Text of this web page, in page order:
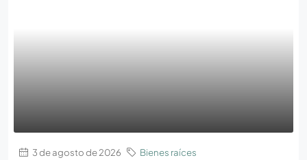
3 de agosto de 2026 Bienes raíces